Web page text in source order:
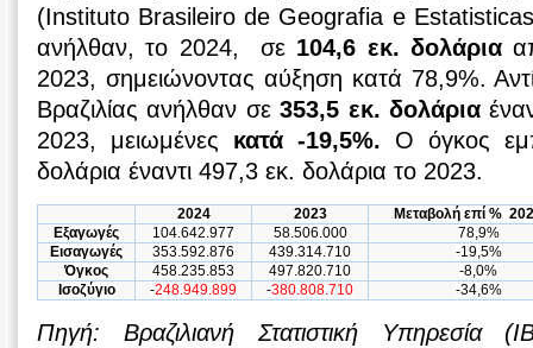
(Instituto Brasileiro de Geografia e Estatisticas)
ανήλθαν, το 2024, σε 104,6 εκ. δολάρια
2023, σημειώνοντας αύξηση κατά 78,9%.
Βραζιλίας ανήλθαν σε353,5 εκ. δολάρια
2023, μειωμένες κατά -19,5%. Ο όγκος
δολάρια έναντι 497,3 εκ. δολάρια το 2023.
2024 2023
Μεταβολή επί %
Εξαγωγές
104.642.977 58.506.000
78,9%
Εισαγωγές
353.592.876 439.314.710
-19,5%
Όγκος
458.235.853 497.820.710
-8,0%
Ισοζύγιο
-248.949.899 -380.808.710 -34,6%
Πηγή: Βραζιλιανή Στατιστική